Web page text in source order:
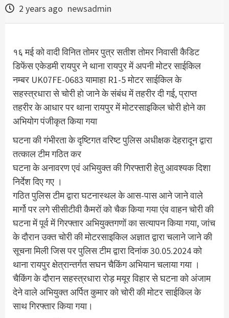
2 years ago newsadmin
१६ मई को वादी विनित तोमर पुत्र सतीश तोमर निवासी कैडिट
डिफेंस एकेडमी रायपुर ने थाना रायपुर में अपनी मोटर साईकिल
नम्बर UK07FE-0683 यामाहा R1-5 मोटर साईकिल के
सहस्त्रधारा से चोरी हो जाने के संबंध में तहरीर दी गई, प्राप्त
तहरीर के आधार पर थाना रायपुर में मोटरसाइकिल चोरी होने का
अभियोग पंजीकृत किया गया
घटना की गंभीरता के दृष्टिगत वरिष्ट पुलिस अधीक्षक देहरादून द्वारा
तत्काल टीम गठित कर
घटना के अनावरण एवं अभियुक्त की गिरफ्तारी हेतु आवश्यक दिशा
निर्देश दिए गए ।
गठित पुलिस टीम द्वारा घटनास्थल के आस-पास आने जाने वाले
मार्गो पर लगे सीसीटीवी कैमरों को चैक किया गया एंव वाहन चोरी की
घटना में पूर्व में गिरफ्तार अभियुक्तगणों का सत्यापन किया गया, जांच
के दौरान उक्त चोरी की मोटरसाइकिल अज्ञात द्वारा चलाने जाने की
सूचना मिली जिस पर पुलिस टीम द्वारा दिनांक 30.05.2024 को
थाना रायपुर क्षेत्रान्तर्गत सघन चैकिंग अभियान चलाया गया ।
चैकिंग के दौरान सहस्त्रधारा रोड़ मयूर विहार से घटना को अंजाम
देने वाले अभियुक्त अर्पित कुमार को चोरी की मोटर साईकिल के
साथ गिरफ्तार किया गया।